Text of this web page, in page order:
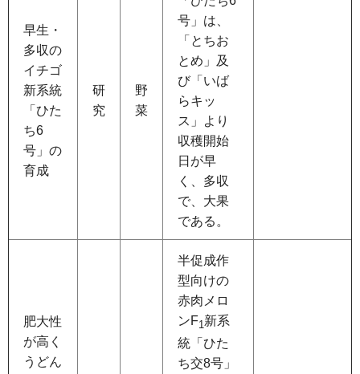
早生・
多収の
イチゴ
新系統
「ひた
ち6
号」の
育成
研
究
野
菜
号」は、
「とちお
とめ」及
び「いば
らキッ
ス」より
収穫開始
日が早
く、多収
で、大果
である。
肥大性
が高く
うどん
半促成作
型向けの
赤肉メロ
ンF1新系
統「ひた
ち交8号」